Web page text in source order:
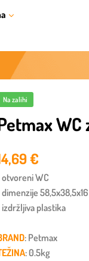
Na zalihi
WC
€
otvoreni WC
dimenzije
izdržljiva plastika
: Petmax
: 0.5kg